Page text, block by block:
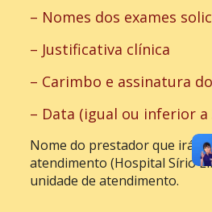
– Nomes dos exames
– Justificativa clínica
– Carimbo e assinatura
– Data (igual ou inferior a
Nome do prestador que irá
atendimento (Hospital Sírio
unidade de atendimento.